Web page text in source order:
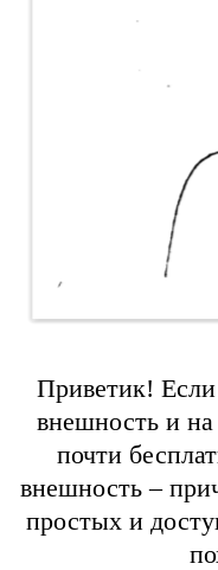
Приветик!
внешность и
почти
внешность –
простых и